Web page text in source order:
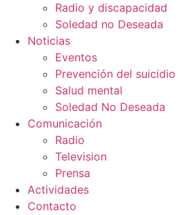
Radio y discapacidad
Soledad no Deseada
Noticias
Eventos
Prevención del suicidio
Salud mental
Soledad No Deseada
Comunicación
Radio
Television
Prensa
Actividades
Contacto